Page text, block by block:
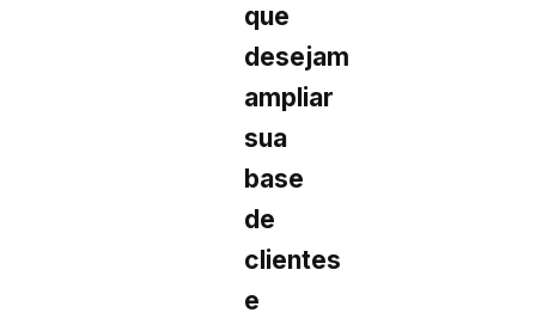
que
desejam
ampliar
sua
base
de
clientes
e